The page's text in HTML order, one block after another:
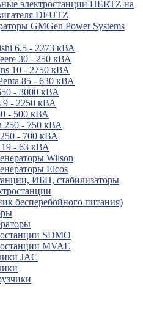
электростанции HERTZ на
DEUTZ
GMGen Power Systems
6.5 - 2273 кВА
30 - 250 кВА
10 - 2750 кВА
85 - 630 кВА
- 3000 кВА
9 - 2250 кВА
- 500 кВА
250 - 750 кВА
- 700 кВА
- 63 кВА
Wilson
Elcos
ИБП, стабилизаторы
бесперебойного питания)
SDMO
MVAE
JAC